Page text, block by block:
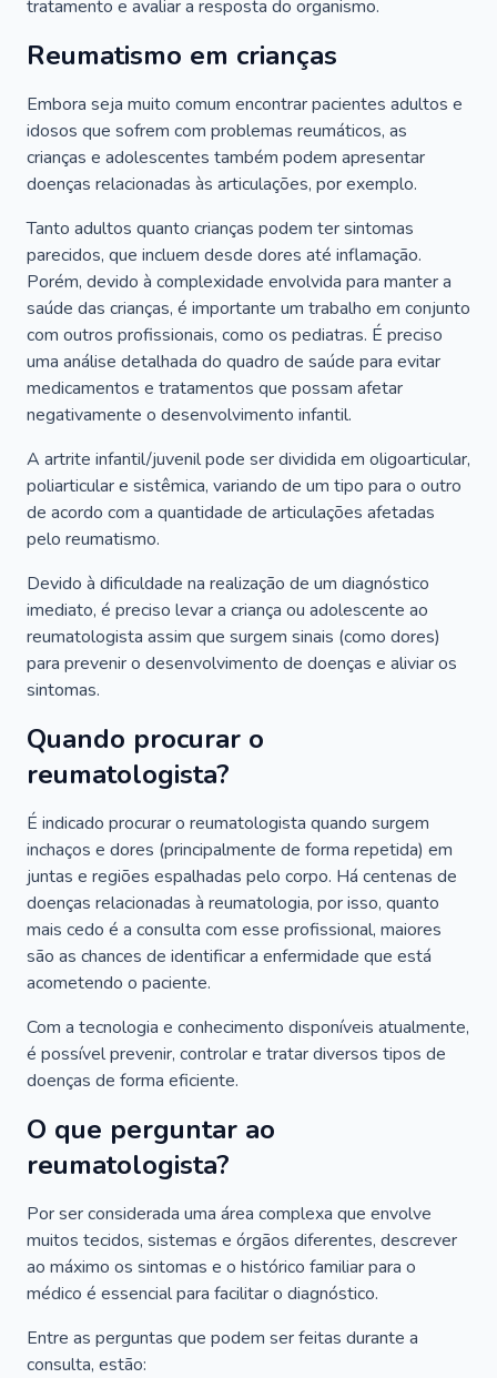
tratamento e avaliar a resposta do organismo.
Reumatismo em crianças
Embora seja muito comum encontrar pacientes adultos e
idosos que sofrem com problemas reumáticos, as
crianças e adolescentes também podem apresentar
doenças relacionadas às articulações, por exemplo.
Tanto adultos quanto crianças podem ter sintomas
parecidos, que incluem desde dores até inflamação.
Porém, devido à complexidade envolvida para manter a
saúde das crianças, é importante um trabalho em conjunto
com outros profissionais, como os pediatras. É preciso
uma análise detalhada do quadro de saúde para evitar
medicamentos e tratamentos que possam afetar
negativamente o desenvolvimento infantil.
A artrite infantil/juvenil pode ser dividida em oligoarticular,
poliarticular e sistêmica, variando de um tipo para o outro
de acordo com a quantidade de articulações afetadas
pelo reumatismo.
Devido à dificuldade na realização de um diagnóstico
imediato, é preciso levar a criança ou adolescente ao
reumatologista assim que surgem sinais (como dores)
para prevenir o desenvolvimento de doenças e aliviar os
sintomas.
Quando procurar o
reumatologista?
É indicado procurar o reumatologista quando surgem
inchaços e dores (principalmente de forma repetida) em
juntas e regiões espalhadas pelo corpo. Há centenas de
doenças relacionadas à reumatologia, por isso, quanto
mais cedo é a consulta com esse profissional, maiores
são as chances de identificar a enfermidade que está
acometendo o paciente.
Com a tecnologia e conhecimento disponíveis atualmente,
é possível prevenir, controlar e tratar diversos tipos de
doenças de forma eficiente.
O que perguntar ao
reumatologista?
Por ser considerada uma área complexa que envolve
muitos tecidos, sistemas e órgãos diferentes, descrever
ao máximo os sintomas e o histórico familiar para o
médico é essencial para facilitar o diagnóstico.
Entre as perguntas que podem ser feitas durante a
consulta, estão: